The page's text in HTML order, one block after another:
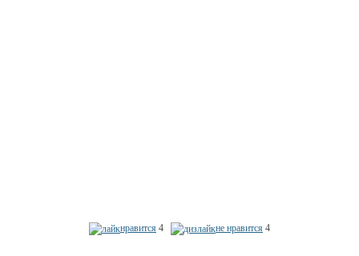
нравится 4 не нравится 4